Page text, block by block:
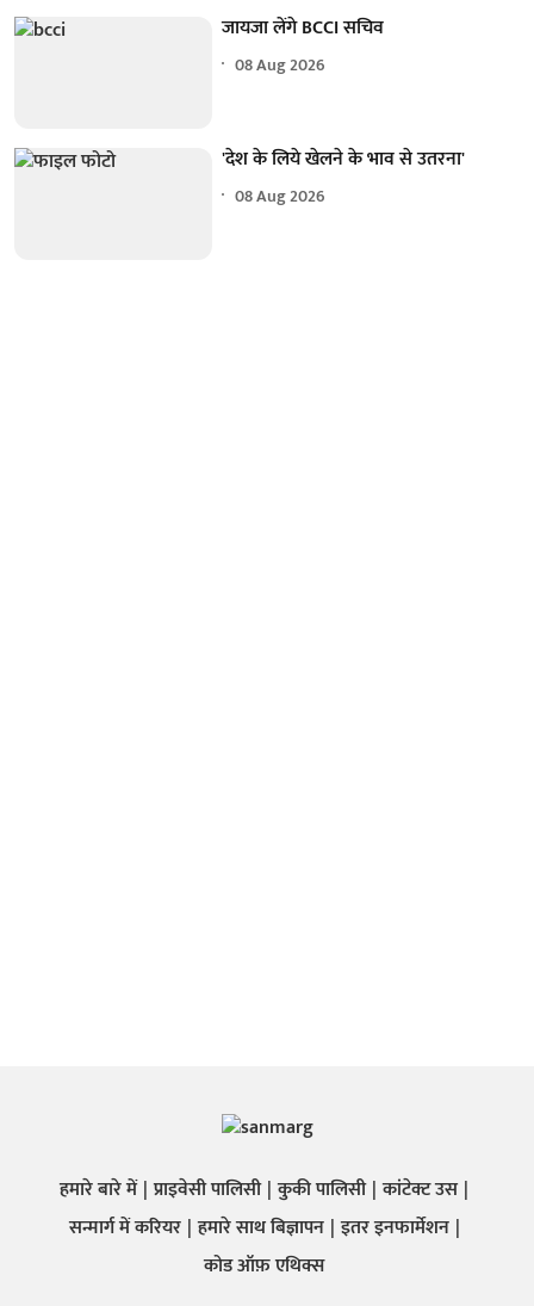
जायजा लेंगे BCCI सचिव
08 Aug 2026
'देश के लिये खेलने के भाव से उतरना'
08 Aug 2026
हमारे बारे में प्राइवेसी पालिसी कुकी पालिसी कांटेक्ट उस
सन्मार्ग में करियर हमारे साथ बिज्ञापन इतर इनफार्मेशन
कोड ऑफ़ एथिक्स